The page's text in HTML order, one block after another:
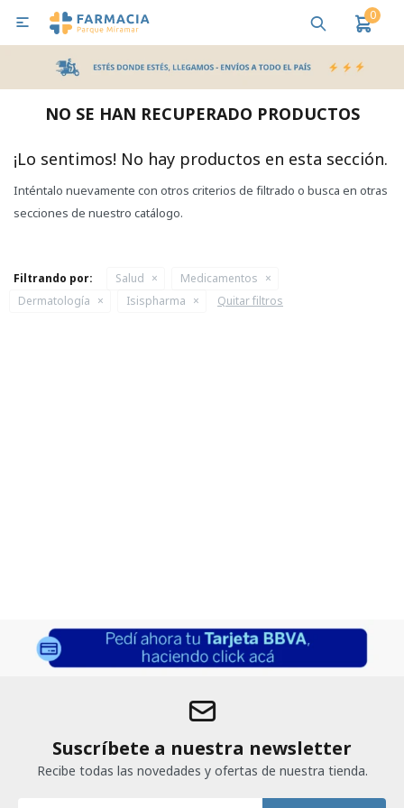
0

NO SE HAN RECUPERADO PRODUCTOS
¡Lo sentimos! No hay productos en esta sección.
Inténtalo nuevamente con otros criterios de filtrado o busca en otras
secciones de nuestro catálogo.
Filtrando por: Salud
Medicamentos
Dermatología
Isispharma Quitar filtros
Suscríbete a nuestra newsletter
Recibe todas las novedades y ofertas de nuestra tienda.
MI CUENTA
Bebes y Maternidad Salud
Pañales y Toallitas
Lactancia y Nutrición
Higiene y Bienestar